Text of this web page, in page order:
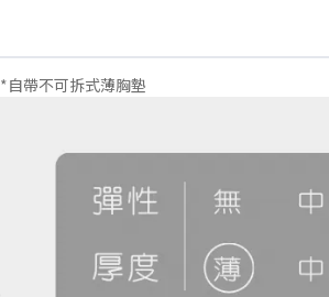
*自帶不可拆式薄胸墊